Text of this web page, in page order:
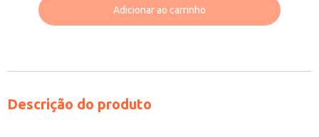
Adicionar ao carrinho
Descrição do produto